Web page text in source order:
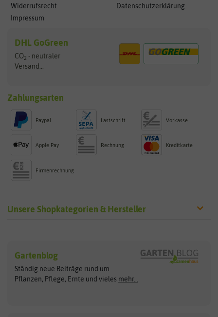
Widerrufsrecht
Impressum
Datenschutzerklärung
DHL GoGreen
CO2 - neutraler
Versand...
Zahlungsarten
Paypal Lastschrift Vorkasse
Apple Pay Rechnung Kreditkarte
Firmenrechnung
Unsere Shopkategorien & Hersteller
Exotische Samen
Gemüsesamen
Gründünger
Arche Noah
ASB Greenworld
Clever Pots
COMPO
Gartenblog
Ständig neue Beiträge rund um
Pflanzen, Pflege, Ernte und vieles mehr...